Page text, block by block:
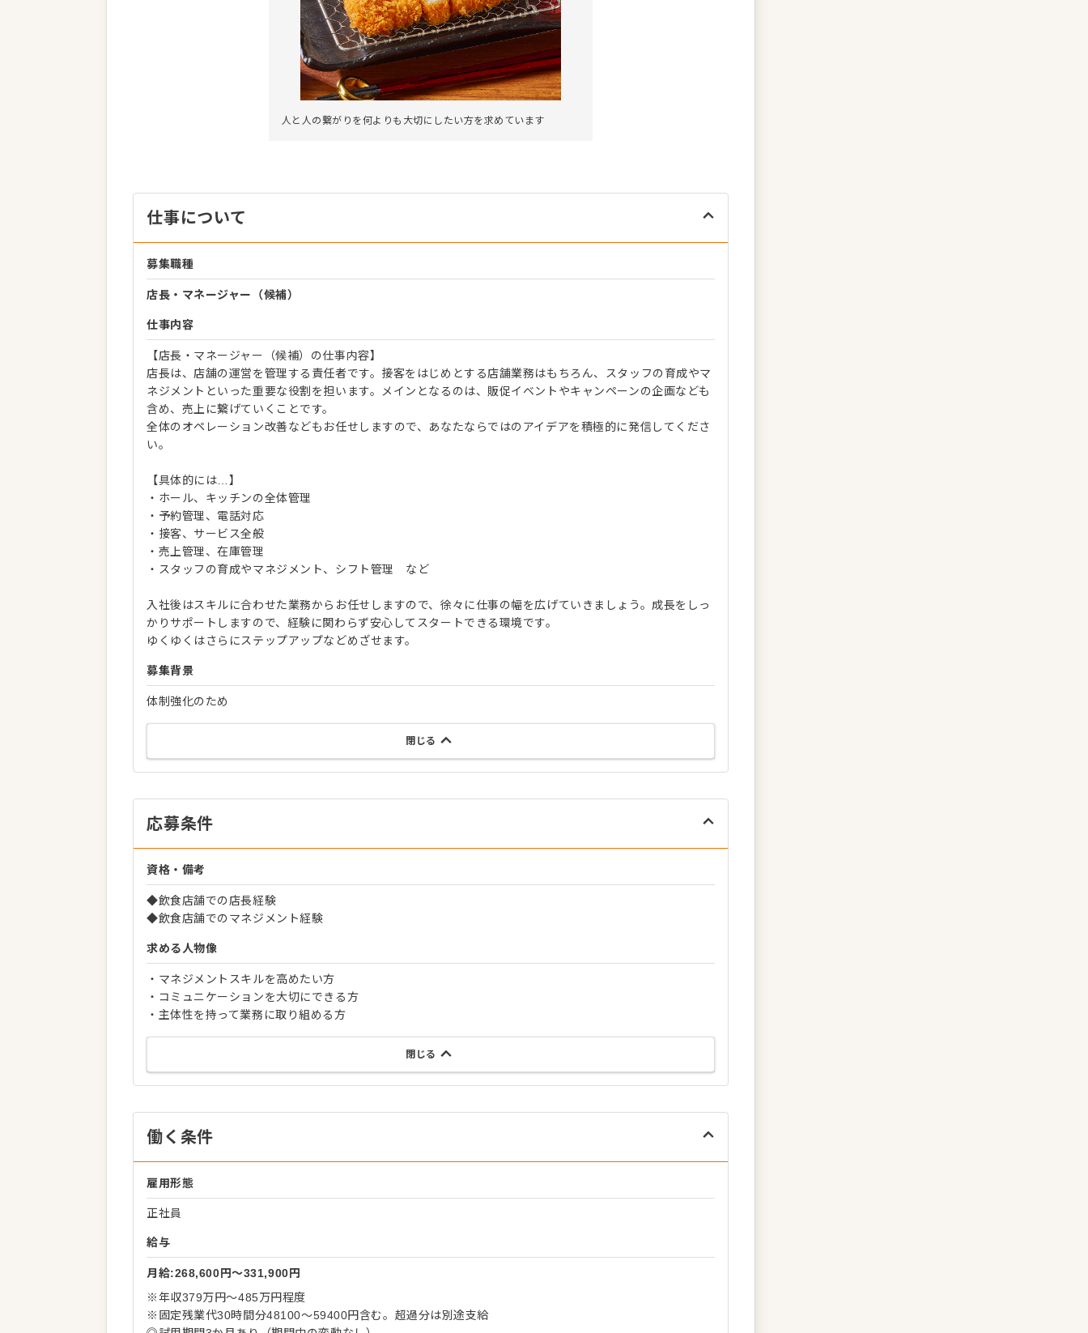
人と人の繋がりを何よりも大切にしたい方を求めています
仕事について
募集職種
店長・マネージャー（候補）
仕事内容
【店長・マネージャー（候補）の仕事内容】
店長は、店舗の運営を管理する責任者です。接客をはじめとする店舗業務はもちろん、スタッフの育成やマ
ネジメントといった重要な役割を担います。メインとなるのは、販促イベントやキャンペーンの企画なども
含め、売上に繋げていくことです。
全体のオペレーション改善などもお任せしますので、あなたならではのアイデアを積極的に発信してくださ
い。
【具体的には…】
・ホール、キッチンの全体管理
・予約管理、電話対応
・接客、サービス全般
・売上管理、在庫管理
・スタッフの育成やマネジメント、シフト管理 など
入社後はスキルに合わせた業務からお任せしますので、徐々に仕事の幅を広げていきましょう。成長をしっ
かりサポートしますので、経験に関わらず安心してスタートできる環境です。
ゆくゆくはさらにステップアップなどめざせます。
募集背景
体制強化のため
閉じる
応募条件
資格・備考
◆飲食店舗での店長経験
◆飲食店舗でのマネジメント経験
求める人物像
・マネジメントスキルを高めたい方
・コミュニケーションを大切にできる方
・主体性を持って業務に取り組める方
閉じる
働く条件
雇用形態
正社員
給与
月給:268,600円〜331,900円
※年収379万円～485万円程度
※固定残業代30時間分48100～59400円含む。超過分は別途支給